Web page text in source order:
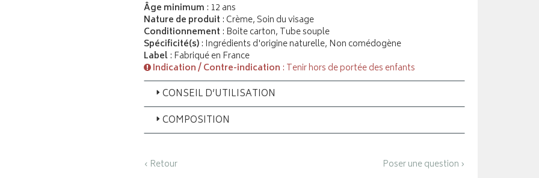
Âge minimum : 12 ans
Nature de produit : Crème, Soin du visage
Conditionnement : Boite carton, Tube souple
Spécificité(s): Ingrédients d'origine naturelle, Non comédogène
Label: Fabriqué en France
Indication / Contre-indication : Tenir hors de portée des enfants
CONSEIL D’UTILISATION
COMPOSITION
‹ Retour Poser une question ›